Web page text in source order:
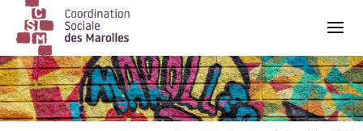
Main Navigation